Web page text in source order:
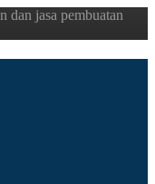
dan jasa pembuatan